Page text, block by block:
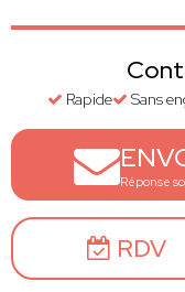
Rapide Sans
Réponse
RDV